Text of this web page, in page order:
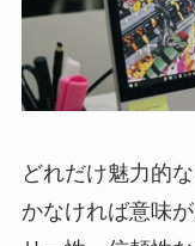
どれだけ魅力的
かなければ意味